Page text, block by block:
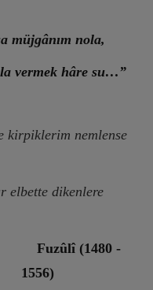
müjgânım nola,
vermek hâre su…”
kirpiklerim nemlense
elbette dikenlere
Fuzûlî (1480 -
1556)